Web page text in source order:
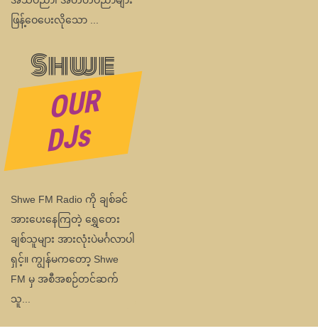
အားပေးနေကြတဲ့ ရွှေတေး
ချစ်သူများ အားလုံးပဲမင်္ဂလာပါ
ရှင့်။ ကျွန်မကတော့ Shwe
FM မှ အစီအစဉ်တင်ဆက်
Recent News